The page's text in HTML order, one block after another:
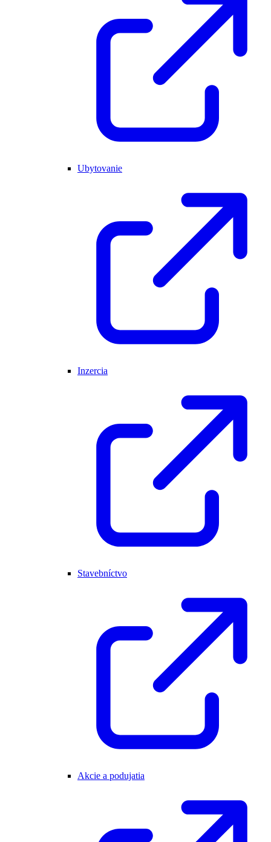
Ubytovanie
Inzercia
Stavebníctvo
Akcie a podujatia